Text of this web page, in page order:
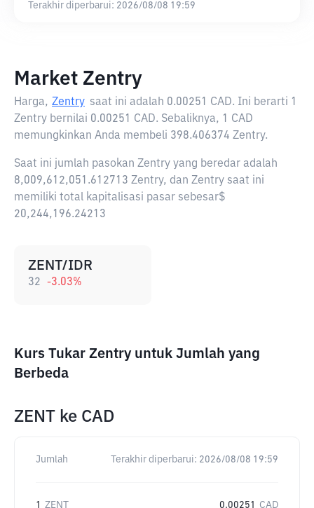
Terakhir diperbarui: 2026/08/08 19:59
Market Zentry
Harga, Zentry saat ini adalah 0.00251 CAD. Ini berarti 1
Zentry bernilai 0.00251 CAD. Sebaliknya, 1 CAD
memungkinkan Anda membeli 398.406374 Zentry.
Saat ini jumlah pasokan Zentry yang beredar adalah
8,009,612,051.612713 Zentry, dan Zentry saat ini
memiliki total kapitalisasi pasar sebesar$
20,244,196.24213
ZENT/IDR
32 -3.03%
Kurs Tukar Zentry untuk Jumlah yang
Berbeda
ZENT ke CAD
Jumlah Terakhir diperbarui: 2026/08/08 19:59
1 ZENT 0.00251 CAD